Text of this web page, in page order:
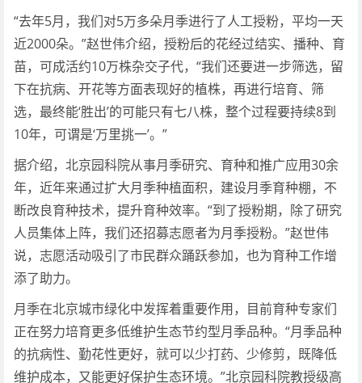
“去年5月，我们对5万多朵月季进行了人工授粉，平均一天
近2000朵。”赵世伟介绍，授粉后的花经过结实、播种、育
苗，可成活约10万株杂交子代，“我们还要进一步筛选，留
下在抗病、开花等方面表现好的植株，再进行培育、筛
选，最终能‘胜出’的可能只有七八株，整个过程要持续8到
10年，可谓是‘万里挑一’。”
据介绍，北京园科院从事月季研究、育种和推广应用30余
年，近年来通过扩大月季种植面积，建设月季育种棚，不
断改良育种技术，提升育种效率。“到了授粉期，除了研究
人员集体上阵，我们还招募志愿者为月季授粉。”赵世伟
说，志愿活动吸引了市民群众踊跃参加，也为育种工作增
添了助力。
月季在北京城市绿化中发挥着重要作用，目前育种专家们
正在努力培育更多低维护生态节约型月季品种。“月季品种
的抗病性、勤花性更好，就可以少打药、少修剪，既降低
维护成本，又能更好保护生态环境。”北京园科院教授级高